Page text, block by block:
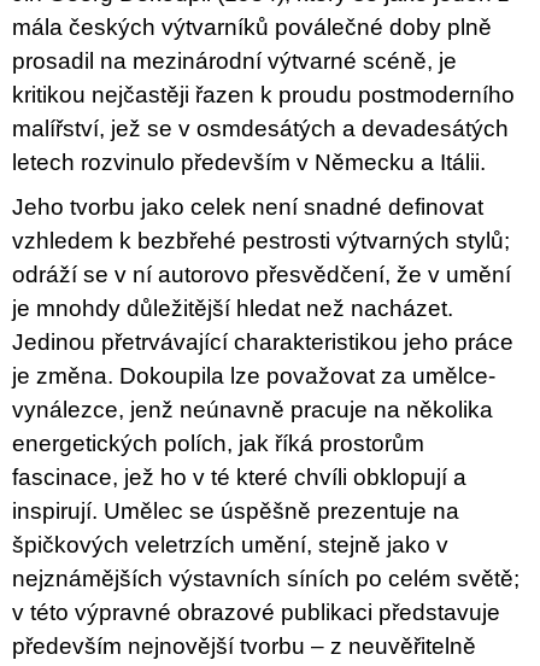
mála českých výtvarníků poválečné doby plně
prosadil na mezinárodní výtvarné scéně, je
kritikou nejčastěji řazen k proudu postmoderního
malířství, jež se v osmdesátých a devadesátých
letech rozvinulo především v Německu a Itálii.
Jeho tvorbu jako celek není snadné definovat
vzhledem k bezbřehé pestrosti výtvarných stylů;
odráží se v ní autorovo přesvědčení, že v umění
je mnohdy důležitější hledat než nacházet.
Jedinou přetrvávající charakteristikou jeho práce
je změna. Dokoupila lze považovat za umělce-
vynálezce, jenž neúnavně pracuje na několika
energetických polích, jak říká prostorům
fascinace, jež ho v té které chvíli obklopují a
inspirují. Umělec se úspěšně prezentuje na
špičkových veletrzích umění, stejně jako v
nejznámějších výstavních síních po celém světě;
v této výpravné obrazové publikaci představuje
především nejnovější tvorbu – z neuvěřitelně
j
e
e
BRUTAL
PRAGUE
165
Kč